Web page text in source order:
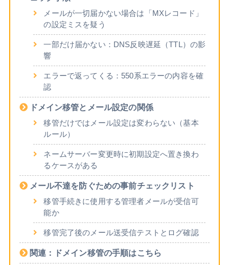
メールが一切届かない場合は「MXレコード」
の設定ミスを疑う
一部だけ届かない：DNS反映遅延（TTL）の影
響
エラーで返ってくる：550系エラーの内容を確
認
ドメイン移管とメール設定の関係
移管だけではメール設定は変わらない（基本
ルール）
ネームサーバー変更時に初期設定へ置き換わ
るケースがある
メール不達を防ぐための事前チェックリスト
移管手続きに使用する管理者メールが受信可
能か
移管完了後のメール送受信テストとログ確認
関連：ドメイン移管の手順はこちら